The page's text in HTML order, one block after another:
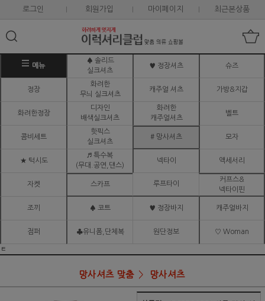
로그인 회원가입 마이페이지 최근본상품
메뉴
♠ 솔리드
실크셔츠
♥ 정장셔츠 슈즈
정장
화려한
무늬 실크셔츠
캐주얼 셔츠 가방&지갑
화려한정장
디자인
배색실크셔츠
화려한
캐주얼셔츠
벨트
콤비세트
핫픽스
실크셔츠
# 망사셔츠 모자
★ 턱시도
♬ 특수복
(무대.공연,댄스)
넥타이 액세서리
자켓 스카프 루프타이
커프스&
넥타이핀
조끼 ♠ 코트 ♥ 정장바지 캐주얼바지
점퍼 ♣유니폼,단체복 원단정보 ♡ Woman
ㅌ
망사셔츠 맞춤 망사셔츠